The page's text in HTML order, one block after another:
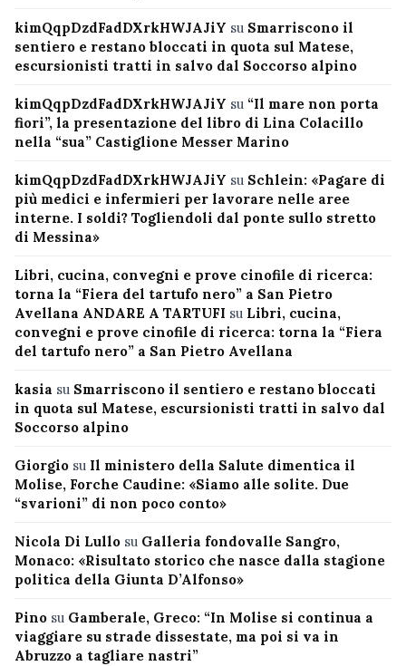
kimQqpDzdFadDXrkHWJAJiY su Smarriscono il
sentiero e restano bloccati in quota sul Matese,
escursionisti tratti in salvo dal Soccorso alpino
kimQqpDzdFadDXrkHWJAJiY su “Il mare non porta
fiori”, la presentazione del libro di Lina Colacillo
nella “sua” Castiglione Messer Marino
kimQqpDzdFadDXrkHWJAJiY su Schlein: «Pagare di
più medici e infermieri per lavorare nelle aree
interne. I soldi? Togliendoli dal ponte sullo stretto
di Messina»
Libri, cucina, convegni e prove cinofile di ricerca:
torna la “Fiera del tartufo nero” a San Pietro
Avellana ANDARE A TARTUFI su Libri, cucina,
convegni e prove cinofile di ricerca: torna la “Fiera
del tartufo nero” a San Pietro Avellana
kasia su Smarriscono il sentiero e restano bloccati
in quota sul Matese, escursionisti tratti in salvo dal
Soccorso alpino
Giorgio su Il ministero della Salute dimentica il
Molise, Forche Caudine: «Siamo alle solite. Due
“svarioni” di non poco conto»
Nicola Di Lullo su Galleria fondovalle Sangro,
Monaco: «Risultato storico che nasce dalla stagione
politica della Giunta D’Alfonso»
Pino su Gamberale, Greco: “In Molise si continua a
viaggiare su strade dissestate, ma poi si va in
Abruzzo a tagliare nastri”